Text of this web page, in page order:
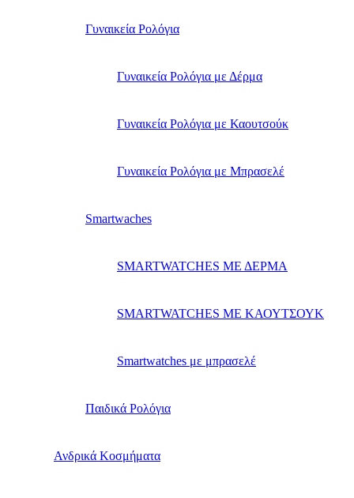
Γυναικεία Ρολόγια
Γυναικεία Ρολόγια με Δέρμα
Γυναικεία Ρολόγια με Καουτσούκ
Γυναικεία Ρολόγια με Μπρασελέ
Smartwaches
SMARTWATCHES ΜΕ ΔΕΡΜΑ
SMARTWATCHES ΜΕ ΚΑΟΥΤΣΟΥΚ
Smartwatches με μπρασελέ
Παιδικά Ρολόγια
Ανδρικά Κοσμήματα